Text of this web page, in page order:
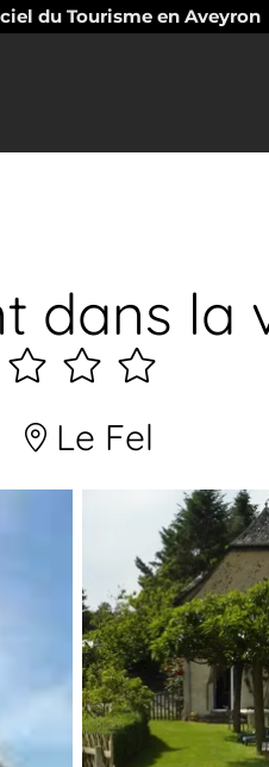
du Tourisme en Aveyron
dans la
3
étoiles
Le Fel